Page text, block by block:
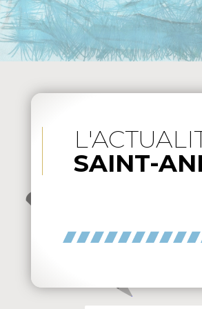
SAINT-